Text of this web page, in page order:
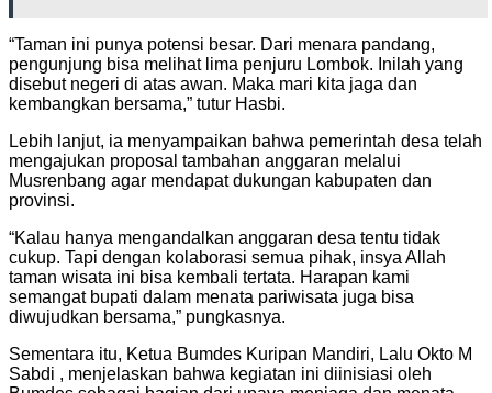
“Taman ini punya potensi besar. Dari menara pandang,
pengunjung bisa melihat lima penjuru Lombok. Inilah yang
disebut negeri di atas awan. Maka mari kita jaga dan
kembangkan bersama,” tutur Hasbi.
Lebih lanjut, ia menyampaikan bahwa pemerintah desa telah
mengajukan proposal tambahan anggaran melalui
Musrenbang agar mendapat dukungan kabupaten dan
provinsi.
“Kalau hanya mengandalkan anggaran desa tentu tidak
cukup. Tapi dengan kolaborasi semua pihak, insya Allah
taman wisata ini bisa kembali tertata. Harapan kami
semangat bupati dalam menata pariwisata juga bisa
diwujudkan bersama,” pungkasnya.
Sementara itu, Ketua Bumdes Kuripan Mandiri, Lalu Okto M
Sabdi , menjelaskan bahwa kegiatan ini diinisiasi oleh